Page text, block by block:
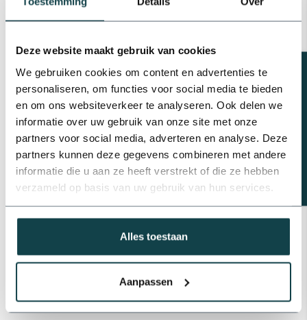
Deze website maakt gebruik van cookies
We gebruiken cookies om content en advertenties te
personaliseren, om functies voor social media te bieden
en om ons websiteverkeer te analyseren. Ook delen we
informatie over uw gebruik van onze site met onze
partners voor social media, adverteren en analyse. Deze
partners kunnen deze gegevens combineren met andere
informatie die u aan ze heeft verstrekt of die ze hebben
verzameld op basis van uw gebruik van hun services.
Alles toestaan
Aanpassen
Plasson PP draadsok | 6 bar
Op voorraad
Plasson Tyleen T-stuk
binnendraad | 16 t/m 32 mm
Op voorraad
€2,83
Plasson Tyleen t-stuk
buitendraad | 20 t/m 40 mm
Op voorraad
€3,78
Advies nodig van de beregeningsspecialist?
info@onlineberegening.nl
Beregeningsplan?